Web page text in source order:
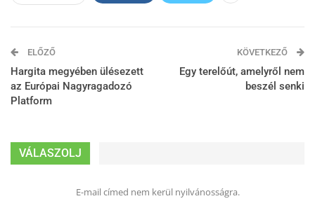
ELŐZŐ
Hargita megyében ülésezett
az Európai Nagyragadozó
Platform
KÖVETKEZŐ
Egy terelőút, amelyről nem
beszél senki
VÁLASZOLJ
E-mail címed nem kerül nyilvánosságra.